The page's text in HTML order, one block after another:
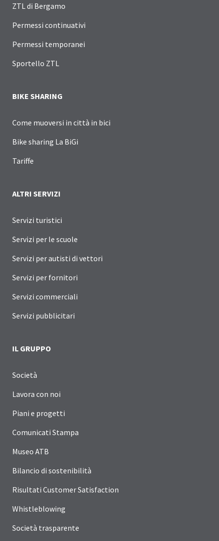
ZTL di Bergamo
Permessi continuativi
Permessi temporanei
Sportello ZTL
BIKE SHARING
Come muoversi in città in bici
Bike sharing La BiGi
Tariffe
ALTRI SERVIZI
Servizi turistici
Servizi per le scuole
Servizi per autisti di vettori
Servizi per fornitori
Servizi commerciali
Servizi pubblicitari
IL GRUPPO
Società
Lavora con noi
Piani e progetti
Comunicati Stampa
Museo ATB
Bilancio di sostenibilità
Risultati Customer Satisfaction
Whistleblowing
Società trasparente